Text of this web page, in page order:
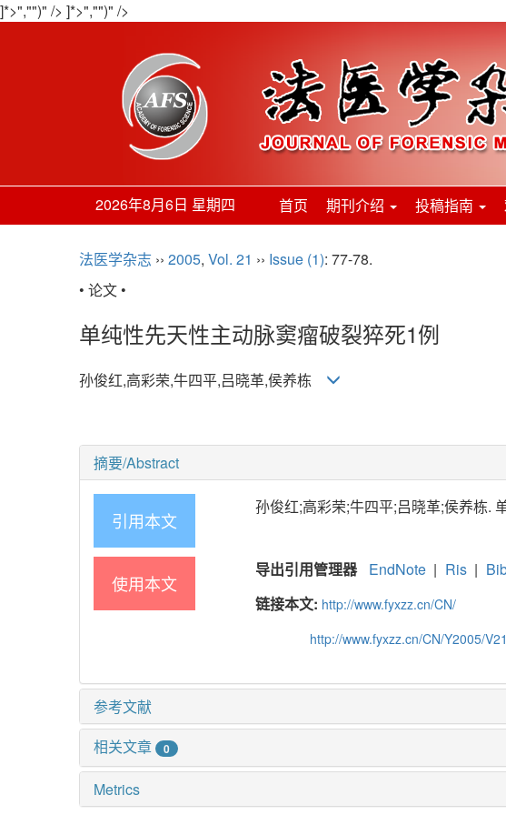
]*>","")" /> ]*>","")" />
2026年8月6日 星期四 首页 期刊介绍 投稿指南
法医学杂志 ›› 2005, Vol. 21 ›› Issue (1): 77-78.
• 论文 •
单纯性先天性主动脉窦瘤破裂猝死1例
孙俊红,高彩荣,牛四平,吕晓革,侯养栋
摘要/Abstract
引用本文
孙俊红;高彩荣;牛四平;吕晓革;侯养栋.
使用本文
导出引用管理器 EndNote | Ris |
链接本文: http://www.fyxzz.cn/CN/
http://www.fyxzz.cn/CN/Y2005/
参考文献
相关文章
0
Metrics